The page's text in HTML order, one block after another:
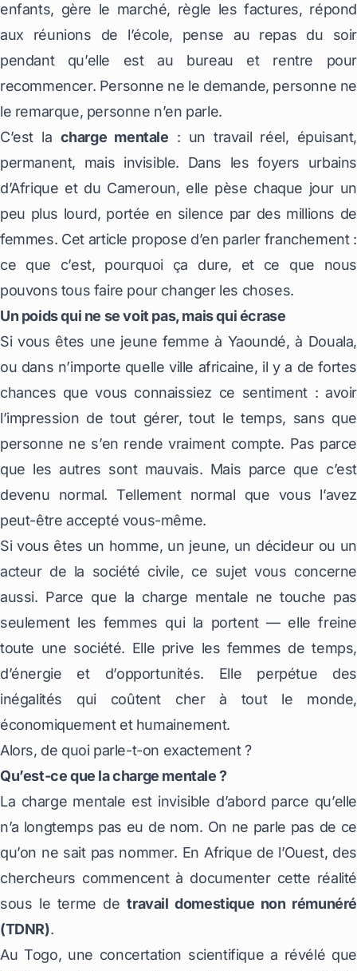
enfants, gère le marché, règle les factures, répond
aux réunions de l’école, pense au repas du soir
pendant qu’elle est au bureau et rentre pour
recommencer. Personne ne le demande, personne ne
le remarque, personne n’en parle.
C’est la charge mentale : un travail réel, épuisant,
permanent, mais invisible. Dans les foyers urbains
d’Afrique et du Cameroun, elle pèse chaque jour un
peu plus lourd, portée en silence par des millions de
femmes. Cet article propose d’en parler franchement :
ce que c’est, pourquoi ça dure, et ce que nous
pouvons tous faire pour changer les choses.
Un poids qui ne se voit pas, mais qui écrase
Si vous êtes une jeune femme à Yaoundé, à Douala,
ou dans n’importe quelle ville africaine, il y a de fortes
chances que vous connaissiez ce sentiment : avoir
l’impression de tout gérer, tout le temps, sans que
personne ne s’en rende vraiment compte. Pas parce
que les autres sont mauvais. Mais parce que c’est
devenu normal. Tellement normal que vous l’avez
peut-être accepté vous-même.
Si vous êtes un homme, un jeune, un décideur ou un
acteur de la société civile, ce sujet vous concerne
aussi. Parce que la charge mentale ne touche pas
seulement les femmes qui la portent — elle freine
toute une société. Elle prive les femmes de temps,
d’énergie et d’opportunités. Elle perpétue des
inégalités qui coûtent cher à tout le monde,
économiquement et humainement.
Alors, de quoi parle-t-on exactement ?
Qu’est-ce que la charge mentale ?
La charge mentale est invisible d’abord parce qu’elle
n’a longtemps pas eu de nom. On ne parle pas de ce
qu’on ne sait pas nommer. En Afrique de l’Ouest, des
chercheurs commencent à documenter cette réalité
sous le terme detravail domestique non rémunéré
(TDNR).
Au Togo, une concertation scientifique a révélé que